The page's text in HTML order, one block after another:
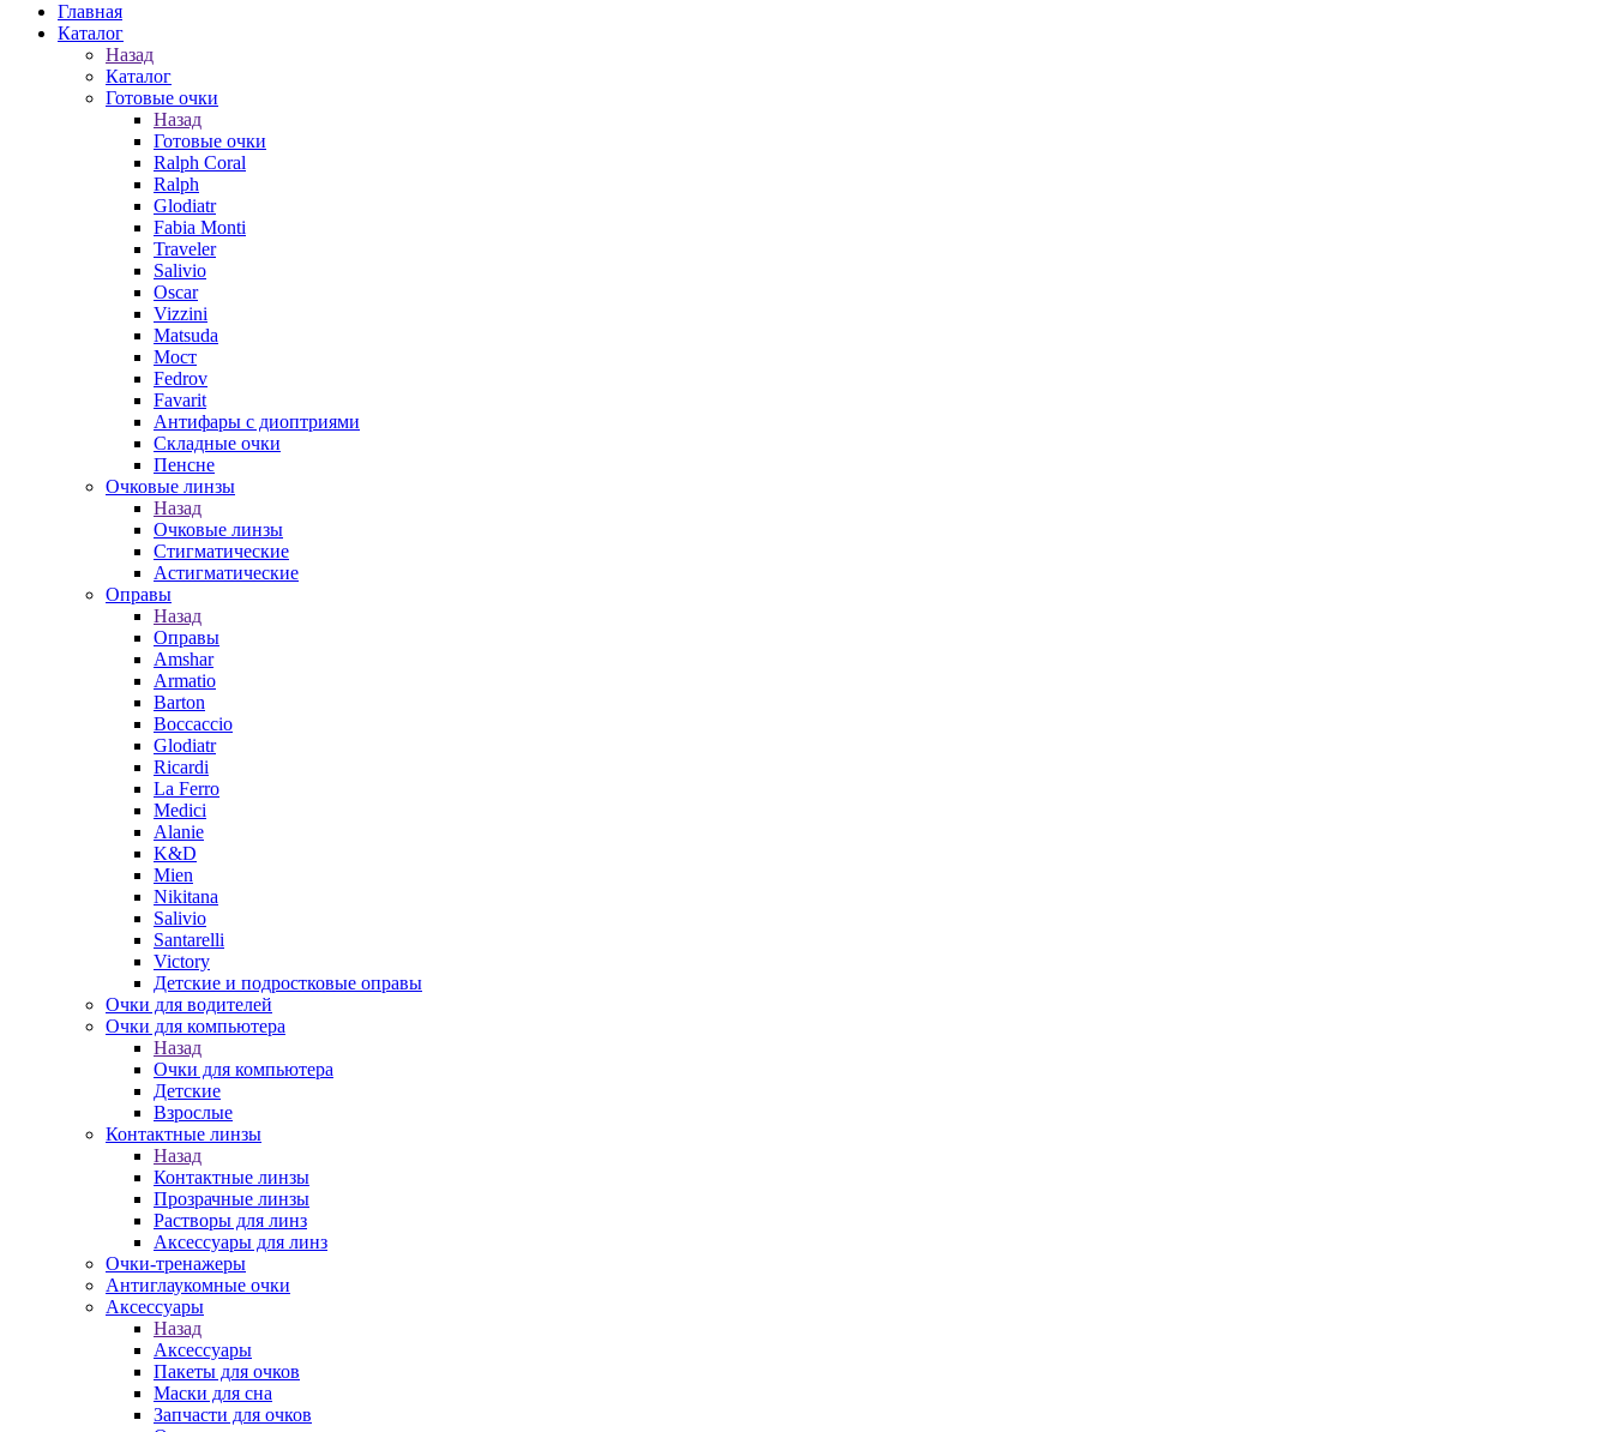
Главная
Каталог
Назад
Каталог
Готовые очки
Назад
Готовые очки
Ralph Coral
Ralph
Glodiatr
Fabia Monti
Traveler
Salivio
Oscar
Vizzini
Matsuda
Мост
Fedrov
Favarit
Антифары с диоптриями
Складные очки
Пенсне
Очковые линзы
Назад
Очковые линзы
Стигматические
Астигматические
Оправы
Назад
Оправы
Amshar
Armatio
Barton
Boccaccio
Glodiatr
Ricardi
La Ferro
Medici
Alanie
K&D
Mien
Nikitana
Salivio
Santarelli
Victory
Детские и подростковые оправы
Очки для водителей
Очки для компьютера
Назад
Очки для компьютера
Детские
Взрослые
Контактные линзы
Назад
Контактные линзы
Прозрачные линзы
Растворы для линз
Аксессуары для линз
Очки-тренажеры
Антиглаукомные очки
Аксессуары
Назад
Аксессуары
Пакеты для очков
Маски для сна
Запчасти для очков